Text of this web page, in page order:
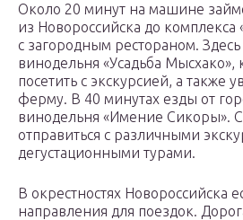
Около 20 минут на машине
из Новороссийска до
с загородным рестораном. Здесь
винодельня «Усадьба
посетить с экскурсией, а также
ферму. В 40 минутах езды от
винодельня «Имение Сикоры».
отправиться с различными
дегустационными турами.
В окрестностях Новороссийска
направления для поездок.